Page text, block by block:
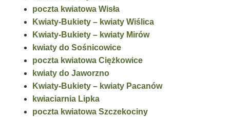
poczta kwiatowa Wisła
Kwiaty-Bukiety – kwiaty Wiślica
Kwiaty-Bukiety – kwiaty Mirów
kwiaty do Sośnicowice
poczta kwiatowa Ciężkowice
kwiaty do Jaworzno
Kwiaty-Bukiety – kwiaty Pacanów
kwiaciarnia Lipka
poczta kwiatowa Szczekociny